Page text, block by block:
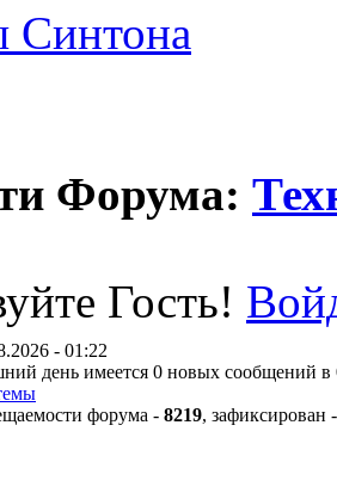
Форума:
Гость!
- 01:22
день имеется 0 новых сообщений в
форума - 8219, зафиксирован